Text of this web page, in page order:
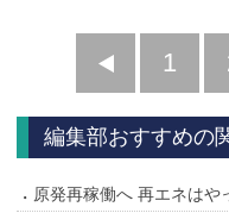
前
へ
1
編集部おすすめの
原発再稼働へ 再エネはや